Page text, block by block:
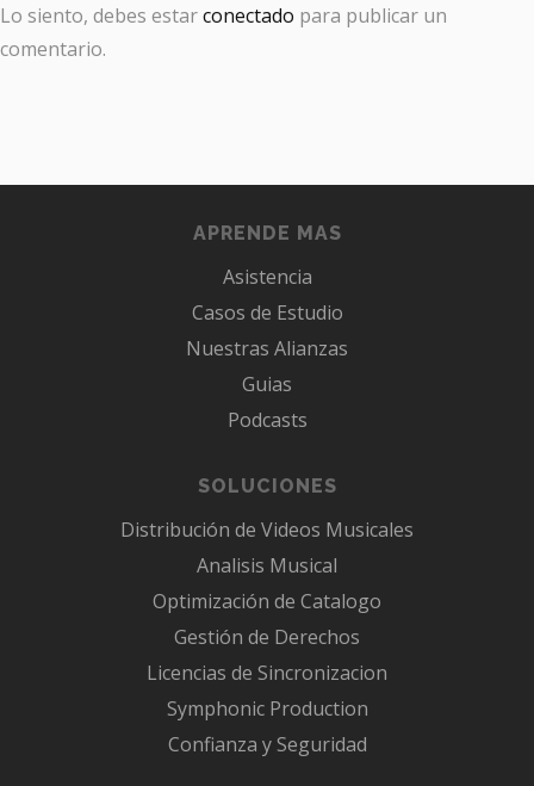
Lo siento, debes estarconectado para publicar un
comentario.
APRENDE MAS
Asistencia
Casos de Estudio
Nuestras Alianzas
Guias
Podcasts
SOLUCIONES
Distribución de Videos Musicales
Analisis Musical
Optimización de Catalogo
Gestión de Derechos
Licencias de Sincronizacion
Symphonic Production
Confianza y Seguridad